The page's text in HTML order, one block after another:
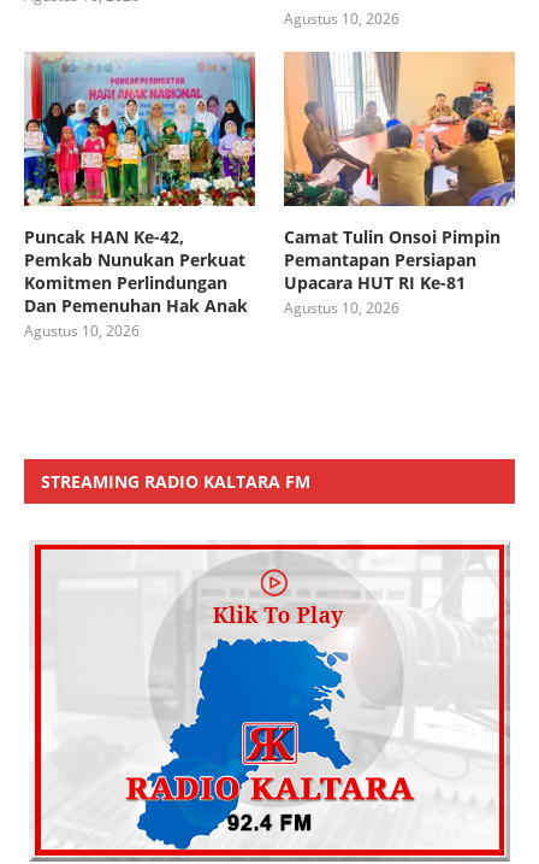
Agustus 10, 2026
Puncak HAN Ke-42,
Pemkab Nunukan Perkuat
Komitmen Perlindungan
Dan Pemenuhan Hak Anak
Agustus 10, 2026
Camat Tulin Onsoi Pimpin
Pemantapan Persiapan
Upacara HUT RI Ke-81
Agustus 10, 2026
STREAMING RADIO KALTARA FM